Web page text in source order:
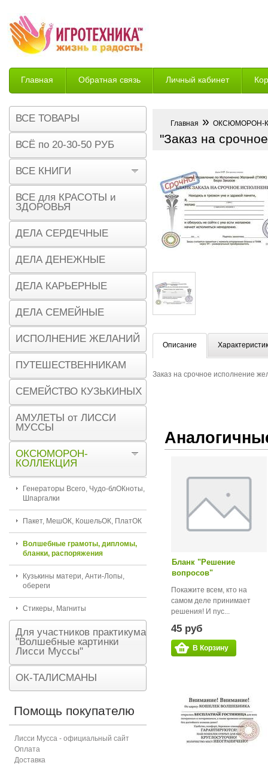
Главная Обратная связь Личный кабинет
Возврат
Главная » ОКСЮМОРОН-
"Заказ на
Описание
Заказ на срочное исполнение
Бланк "Решение
вопросов"
Покажите всем, кто на
самом деле принимает
решения! И пус...
45 руб
В Корзину
ВСЕ ТОВАРЫ
ВСЁ по 20-30-50 РУБ
ВСЕ КНИГИ
ВСЕ для КРАСОТЫ и
ЗДОРОВЬЯ
ДЕЛА СЕРДЕЧНЫЕ
ДЕЛА ДЕНЕЖНЫЕ
ДЕЛА КАРЬЕРНЫЕ
ДЕЛА СЕМЕЙНЫЕ
ИСПОЛНЕНИЕ ЖЕЛАНИЙ
ПУТЕШЕСТВЕННИКАМ
СЕМЕЙСТВО КУЗЬКИНЫХ
АМУЛЕТЫ от ЛИССИ
МУССЫ
ОКСЮМОРОН-
КОЛЛЕКЦИЯ
Генераторы Всего, Чудо-блОКноты,
Шпаргалки
Пакет, МешОК, КошельОК, ПлатОК
Волшебные грамоты, дипломы,
бланки, распоряжения
Кузькины матери, Анти-Лопы,
обереги
Стикеры, Магниты
Для участников практикума
"Волшебные картинки
Лисси Муссы"
ОК-ТАЛИСМАНЫ
Помощь покупателю
Лисси Мусса - официальный сайт
Оплата
Доставка